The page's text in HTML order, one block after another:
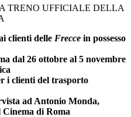
TRENO UFFICIALE DELLA
clienti delle Frecce in possesso
dal 26 ottobre al 5 novembre
i clienti del trasporto
ad Antonio Monda,
di Roma